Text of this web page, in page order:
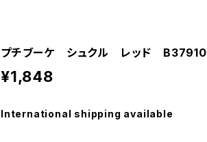
プチブーケ シュクル レッド B37910
¥1,848
International shipping available